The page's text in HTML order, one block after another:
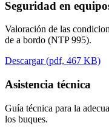
Seguridad en
Valoración de las
de a bordo (NTP 995).
Descargar (pdf, 467 KB)
Asistencia técnica
Guía técnica para la
los buques.